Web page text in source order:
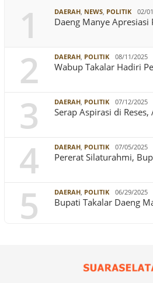
1 DAERAH, NEWS, POLITIK 02/
Daeng Manye
2 DAERAH, POLITIK 08/11/2025
Wabup Takalar Hadiri
3 DAERAH, POLITIK 07/12/2025
Serap Aspirasi di Reses,
4 DAERAH, POLITIK 07/05/2025
Pererat Silaturahmi,
5 DAERAH, POLITIK 06/29/2025
Bupati Takalar Daeng